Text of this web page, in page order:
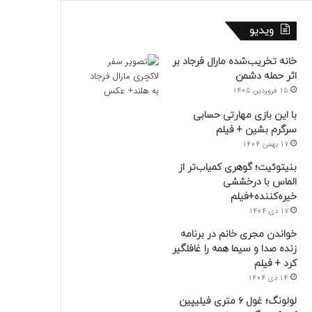
ویدیو
خانه تخریب‌شده مارال فرجاد بر
اثر حمله دشمن
15 فروردین 1405
با این بازی مهارتی حسابی
سرگرم بشین + فیلم
17 بهمن 1404
بنیتوئیت؛ گوهری کمیاب‌تر از
الماس با درخششی
خیره‌کننده+فیلم
17 دی 1404
خواندن مجری خانم در برنامه
زنده صدا و سیما همه را غافلگیر
کرد + فیلم
14 دی 1404
لولونگ؛ غول ۶ متری فیلیپین